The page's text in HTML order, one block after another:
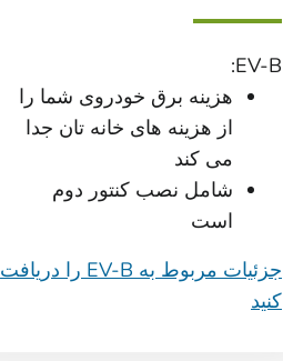
EV-B:
هزینه برق خودروی شما را
از هزینه های خانه تان جدا
می کند
شامل نصب کنتور دوم
است
جزئیات مربوط به EV-B را دریافت
کنید